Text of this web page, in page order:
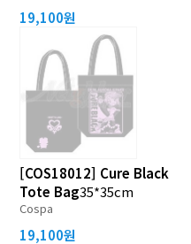
19,100원
[COS18012] Cure Black
Tote Bag35*35cm
Cospa
19,100원